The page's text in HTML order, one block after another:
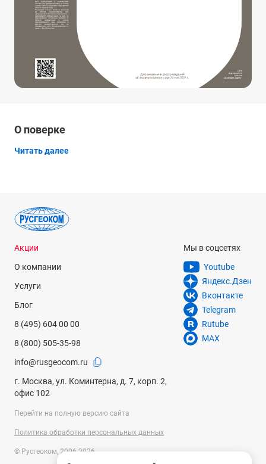
О поверке
Читать далее
Акции
О компании
Услуги
Блог
8 (495) 604 00 00
8 (800) 505-35-98
info@rusgeocom.ru
г. Москва, ул. Коминтерна, д. 7, корп. 2,
офис 102
Мы в соцсетях
Youtube
Яндекс.Дзен
Вконтакте
Telegram
Rutube
MAX
Перейти на полную версию сайта
Политика обработки персональных данных
© Русгеоком, 2006-2026